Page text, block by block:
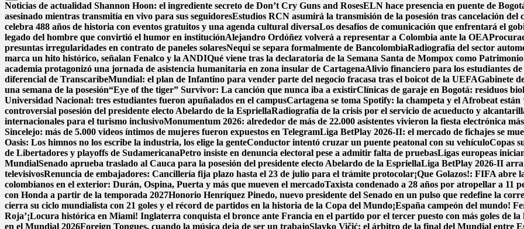
Noticias de actualidad Shannon Hoon: el ingrediente secreto de Don’t Cry Guns and RosesELN hace presencia en puente de
asesinado mientras transmitía en vivo para sus seguidoresEstudios RCN asumirá la transmisión de la posesión tras cancelación
celebra 488 años de historia con eventos gratuitos y una agenda cultural diversaLos desafíos de comunicación que enfrentará el
legado del hombre que convirtió el humor en instituciónAlejandro Ordóñez volverá a representar a Colombia ante la OEA
presuntas irregularidades en contrato de paneles solaresNequi se separa formalmente de BancolombiaRadiografía del sector
marca un hito histórico, señalan Fenalco y la ANDIQué viene tras la declaratoria de la Semana Santa de Mompox como
academia protagonizó una jornada de asistencia humanitaria en zona insular de CartagenaAlivio financiero para los estudiantes
diferencial de TranscaribeMundial: el plan de Infantino para vender parte del negocio fracasa tras el boicot de la UEFAGabinete
una semana de la posesión“Eye of the tiger” Survivor: La canción que nunca iba a existirClínicas de garaje en Bogotá: residuos
Universidad Nacional: tres estudiantes fueron apuñalados en el campusCartagena se toma Spotify: la champeta y el Afrobeat están
controversial posesión del presidente electo Abelardo de la EspriellaRadiografía de la crisis por el servicio de acueducto y
internacionales para el turismo inclusivoMonumentum 2026: alrededor de más de 22.000 asistentes vivieron la fiesta electrónica
Sincelejo: más de 5.000 videos íntimos de mujeres fueron expuestos en TelegramLiga BetPlay 2026-II: el mercado de fichajes se
Oasis: Los himnos no los escribe la industria, los elige la genteConductor intentó cruzar un puente peatonal con su vehículoCopas
de Libertadores y playoffs de SudamericanaPetro insiste en denuncia electoral pese a admitir falta de pruebasLigas europeas
MundialSenado aprueba traslado al Cauca para la posesión del presidente electo Abelardo de la EspriellaLiga BetPlay 2026-II
televisivosRenuncia de embajadores: Cancillería fija plazo hasta el 23 de julio para el trámite protocolar¡Que Golazos!: FIFA abre
colombianos en el exterior: Durán, Ospina, Puerta y más que mueven el mercadoTaxista condenado a 28 años por atropellar a 11
con Honda a partir de la temporada 2027Honorio Henríquez Pinedo, nuevo presidente del Senado en un pulso que redefine la
cierra su ciclo mundialista con 21 goles y el récord de partidos en la historia de la Copa del Mundo¡España campeón del mundo!
Roja’¡Locura histórica en Miami! Inglaterra conquista el bronce ante Francia en el partido por el tercer puesto con más goles de
en el Mundial 2026Foreign Tongues, cuando la música deja de ser un trabajoSlavko Vičić: el árbitro de la final del Mundial entre